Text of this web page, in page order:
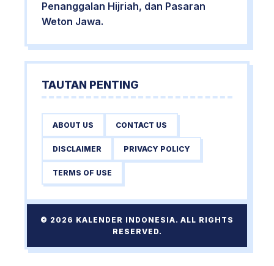
Penanggalan Hijriah, dan Pasaran
Weton Jawa.
TAUTAN PENTING
ABOUT US CONTACT US
DISCLAIMER PRIVACY POLICY
TERMS OF USE
© 2026 KALENDER INDONESIA. ALL RIGHTS
RESERVED.